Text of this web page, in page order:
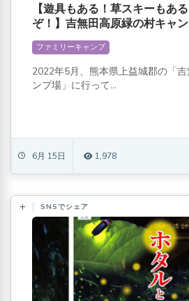
【遊具もある！草スキーもあ
ぞ！】吉無田高原緑の村キャ
ファミリーキャンプ
2022年5月、熊本県上益城郡の「
ンプ場」に行って...
6月 15日 1,978
SNSでシェア